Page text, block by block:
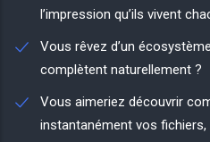
l’impression qu’ils vivent
Vous rêvez d’un
complètent naturellement ?
Vous aimeriez découvrir
instantanément vos